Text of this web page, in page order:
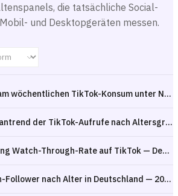
die tatsächliche Social-
und Desktopgeräten messen.
Nachrichten-Anteil am wöchentlichen TikTok-Konsum unter Nachrichten-Followern — Deutschland 2025
Wöchentlicher Mediantrend der TikTok-Aufrufe nach Altersgruppe in Deutschland — Q1 2025
News vs. Unterhaltung Watch-Through-Rate auf TikTok — Deutschland 2025
TikTok-Nachrichten-Follower nach Alter in Deutschland — 2025